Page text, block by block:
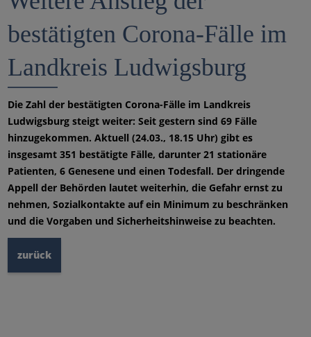
bestätigten Corona-Fälle im
Landkreis Ludwigsburg
Die Zahl der bestätigten Corona-Fälle im Landkreis
Ludwigsburg steigt weiter: Seit gestern sind 69 Fälle
hinzugekommen. Aktuell (24.03., 18.15 Uhr) gibt es
insgesamt 351 bestätigte Fälle, darunter 21 stationäre
Patienten, 6 Genesene und einen Todesfall. Der dringende
Appell der Behörden lautet weiterhin, die Gefahr ernst zu
nehmen, Sozialkontakte auf ein Minimum zu beschränken
und die Vorgaben und Sicherheitshinweise zu beachten.
zurück